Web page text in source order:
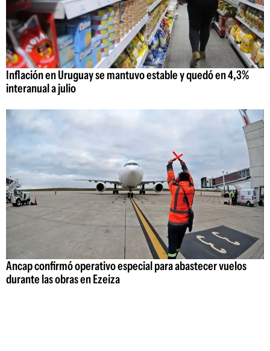
Inflación en Uruguay se mantuvo estable y quedó en 4,3%
interanual a julio
Ancap confirmó operativo especial para abastecer vuelos
durante las obras en Ezeiza